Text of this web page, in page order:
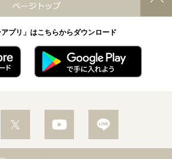
アプリ」はこちらからダウンロード